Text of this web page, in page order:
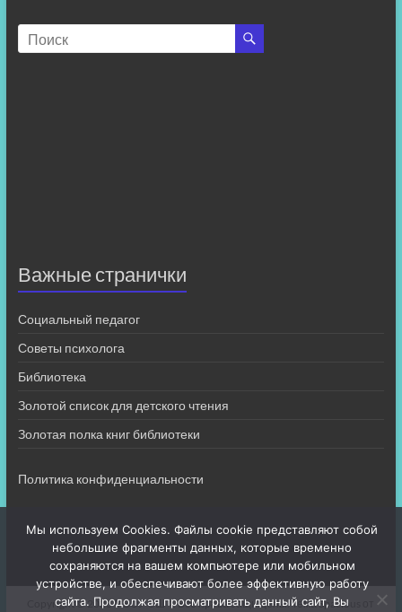
Важные странички
Социальный педагог
Советы психолога
Библиотека
Золотой список для детского чтения
Золотая полка книг библиотеки
Политика конфиденциальности
Copyright © 2026МБОУ СШ 4. Все права защищены. ТемаSpacious
Мы используем Cookies. Файлы cookie представляют собой
небольшие фрагменты данных, которые временно
сохраняются на вашем компьютере или мобильном
устройстве, и обеспечивают более эффективную работу
сайта. Продолжая просматривать данный сайт, Вы